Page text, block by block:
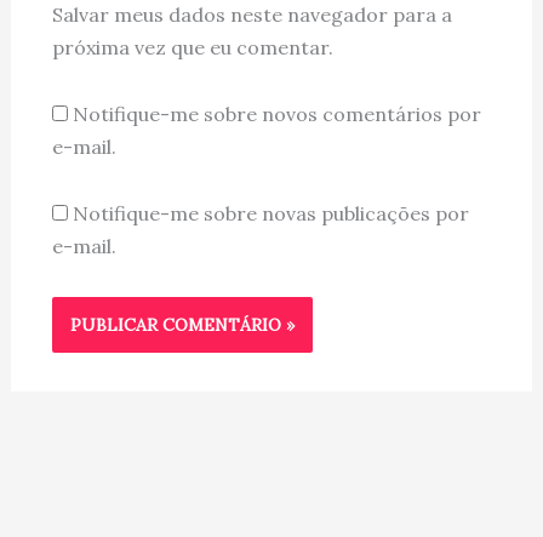
Salvar meus dados neste navegador para a
próxima vez que eu comentar.
Notifique-me sobre novos comentários por
e-mail.
Notifique-me sobre novas publicações por
e-mail.